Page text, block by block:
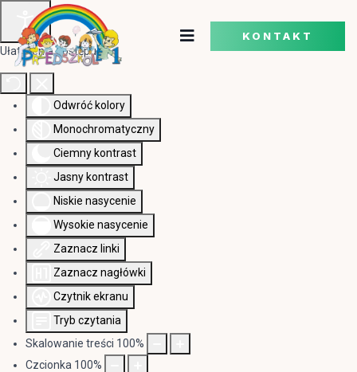
Ułatwienia dostępu
Odwróć kolory
Monochromatyczny
Ciemny kontrast
Jasny kontrast
Niskie nasycenie
Wysokie nasycenie
Zaznacz linki
Zaznacz nagłówki
Czytnik ekranu
Tryb czytania
Skalowanie treści 100%
Czcionka 100%
KONTAKT